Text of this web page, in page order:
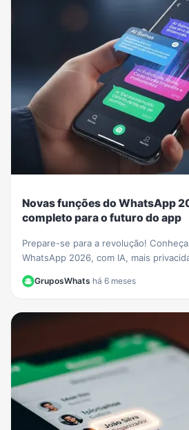
Novas funções do WhatsApp
completo para o futuro do app
Prepare-se para a revolução!
WhatsApp 2026, com IA, mais
GruposWhats·há 6 meses